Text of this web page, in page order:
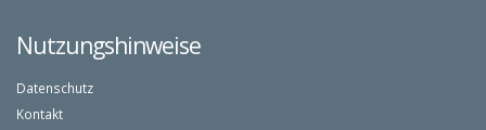
Nutzungshinweise
Datenschutz
Kontakt